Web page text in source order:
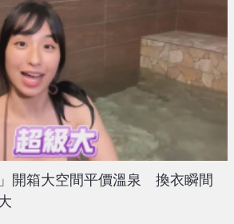
開箱大空間平價溫泉 換衣瞬間